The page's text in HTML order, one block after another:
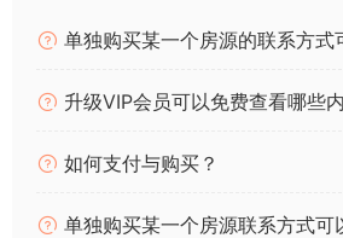
Li
n
A
p
a
m
单独购买某一个房源的联系方式
升级VIP会员可以免费查看哪些
如何支付与购买？
单独购买某一个房源联系方式可